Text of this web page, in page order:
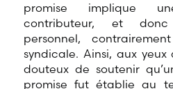
promise implique
contributeur, et
personnel,
syndicale. Ainsi, aux
douteux de soutenir
promise fut établie au